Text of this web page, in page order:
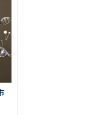
西区新町2-4-2 なにわ筋SIAビル［
6538-5358（代表）